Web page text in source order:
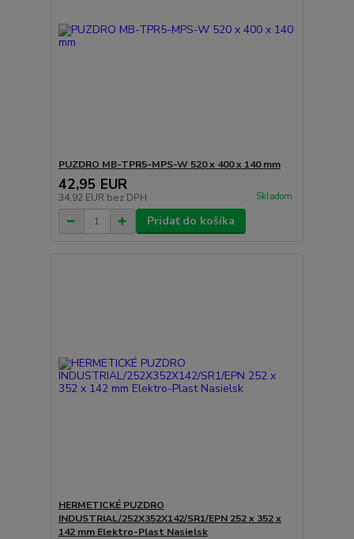
PUZDRO MB-TPR5-MPS-W 520 x 400 x 140 mm
42,95 EUR
34,92 EUR bez DPH Skladom
Pridať do košíka
HERMETICKÉ PUZDRO
INDUSTRIAL/252X352X142/SR1/EPN 252 x 352 x
142 mm Elektro-Plast Nasielsk